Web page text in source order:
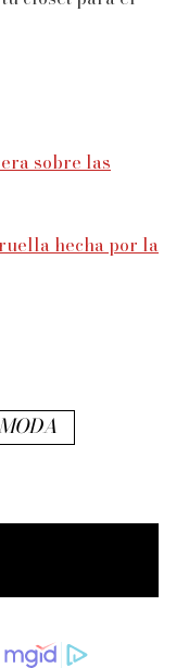
sobre las
hecha por la